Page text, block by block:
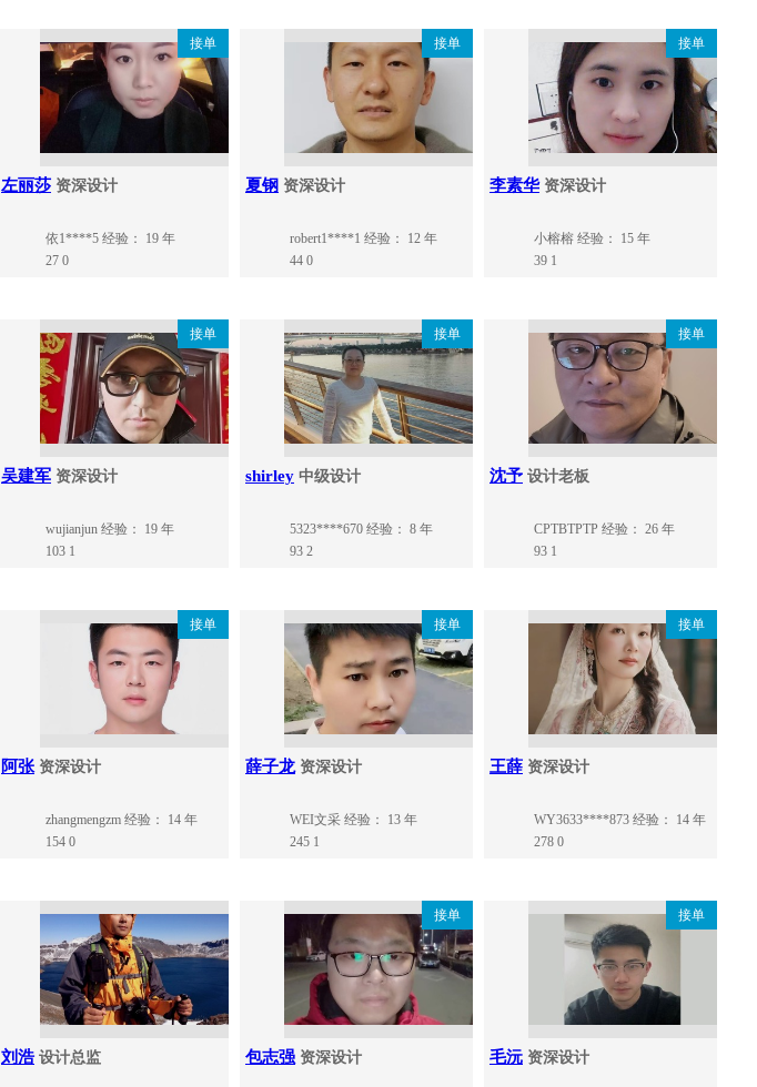
接单
左丽莎 资深设计
依1****5 经验： 19 年
27 0
接单
夏钢 资深设计
robert1****1 经验： 12 年
44 0
接单
李素华 资深设计
小榕榕 经验： 15 年
39 1
接单
吴建军 资深设计
wujianjun 经验： 19 年
103 1
接单
shirley 中级设计
5323****670 经验： 8 年
93 2
接单
沈予 设计老板
CPTBTPTP 经验： 26 年
93 1
接单
阿张 资深设计
zhangmengzm 经验： 14 年
154 0
接单
薛子龙 资深设计
WEI文采 经验： 13 年
245 1
接单
王薛 资深设计
WY3633****873 经验： 14 年
278 0
刘浩 设计总监
接单
包志强 资深设计
接单
毛沅 资深设计